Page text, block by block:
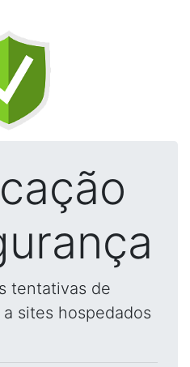
tentativas de
sites hospedados